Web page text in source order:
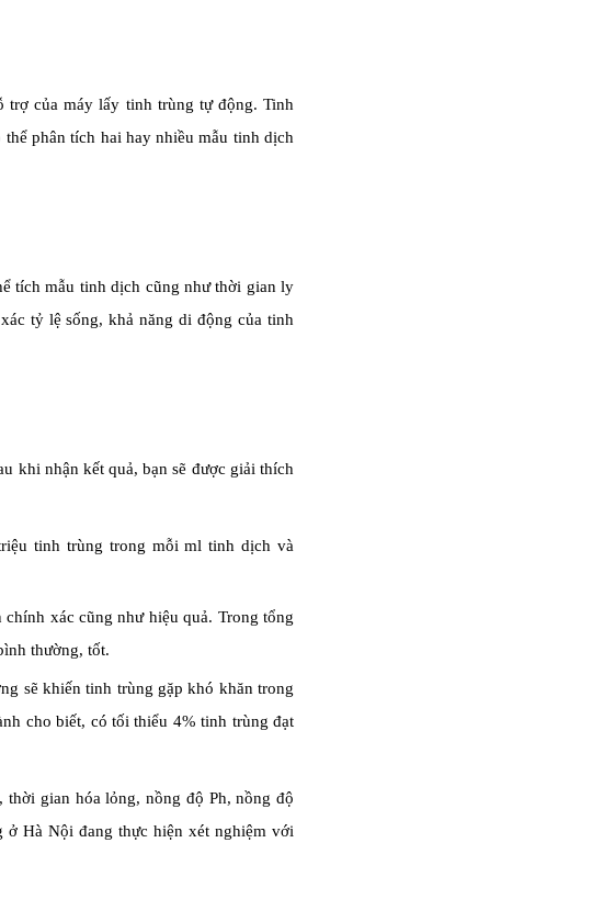
trợ của máy lấy tinh trùng tự động. Tinh
phân tích hai hay nhiều mẫu tinh dịch
tích mẫu tinh dịch cũng như thời gian ly
tỷ lệ sống, khả năng di động của tinh
khi nhận kết quả, bạn sẽ được giải thích
tinh trùng trong mỗi ml tinh dịch và
xác cũng như hiệu quả. Trong tổng
thường, tốt.
sẽ khiến tinh trùng gặp khó khăn trong
cho biết, có tối thiểu 4% tinh trùng đạt
gian hóa lỏng, nồng độ Ph, nồng độ
ở Hà Nội đang thực hiện xét nghiệm với